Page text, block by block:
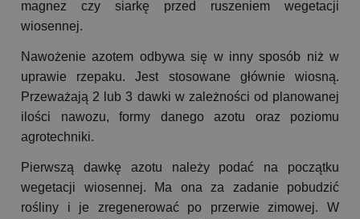
magnez czy siarkę przed ruszeniem wegetacji
wiosennej.
Nawożenie azotem odbywa się w inny sposób niż w
uprawie rzepaku. Jest stosowane głównie wiosną.
Przeważają 2 lub 3 dawki w zależności od planowanej
ilości nawozu, formy danego azotu oraz poziomu
agrotechniki.
Pierwszą dawkę azotu należy podać na początku
wegetacji wiosennej. Ma ona za zadanie pobudzić
rośliny i je zregenerować po przerwie zimowej. W